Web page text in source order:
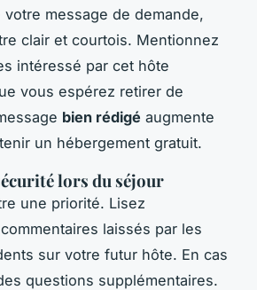
votre message de demande,
clair et courtois. Mentionnez
intéressé par cet hôte
vous espérez retirer de
bien rédigé augmente
un hébergement gratuit.
lors du séjour
une priorité. Lisez
laissés par les
sur votre futur hôte. En cas
questions supplémentaires.